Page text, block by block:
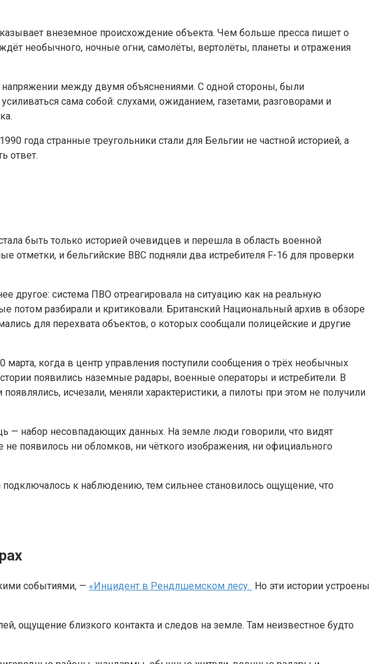
внеземное происхождение объекта. Чем больше пресса пишет о
необычного, ночные огни, самолёты, вертолёты, планеты и отражения
напряжении между двумя объяснениями. С одной стороны, были
сама собой: слухами, ожиданием, газетами, разговорами и
года странные треугольники стали для Бельгии не частной историей, а
ответ.
быть только историей очевидцев и перешла в область военной
и бельгийские ВВС подняли два истребителя F-16 для проверки
другое: система ПВО отреагировала на ситуацию как на реальную
разбирали и критиковали. Британский Национальный архив в обзоре
для перехвата объектов, о которых сообщали полицейские и другие
когда в центр управления поступили сообщения о трёх необычных
появились наземные радары, военные операторы и истребители. В
исчезали, меняли характеристики, а пилоты при этом не получили
— набор несовпадающих данных. На земле люди говорили, что видят
появилось ни обломков, ни чёткого изображения, ни официального
к наблюдению, тем сильнее становилось ощущение, что
событиями, — «Инцидент в Рендлшемском лесу. Но эти истории устроены
ощущение близкого контакта и следов на земле. Там неизвестное будто